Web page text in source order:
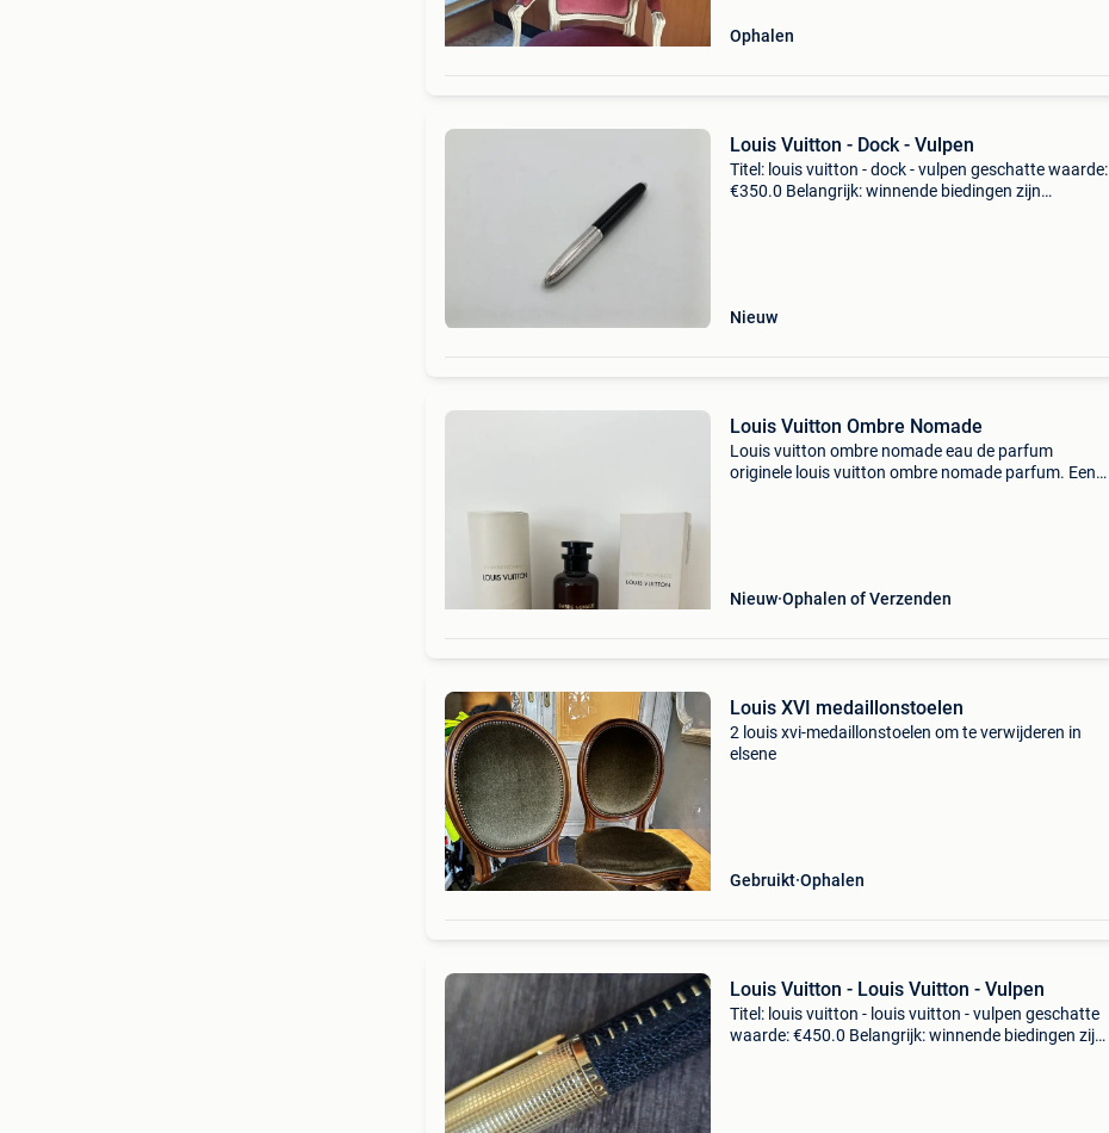
Ophalen
Louis Vuitton - Dock - Vulpen
Titel: louis vuitton - dock - vulpen geschatte waarde:
€350.0 Belangrijk: winnende biedingen zijn
Nieuw
Louis Vuitton Ombre Nomade
Louis vuitton ombre nomade eau de parfum
originele louis vuitton ombre nomade parfum. Een
Nieuw Ophalen of Verzenden
Louis XVI medaillonstoelen
2 louis xvi-medaillonstoelen om te verwijderen in
elsene
Gebruikt Ophalen
Louis Vuitton - Louis Vuitton - Vulpen
Titel: louis vuitton - louis vuitton - vulpen geschatte
waarde: €450.0 Belangrijk: winnende biedingen zijn